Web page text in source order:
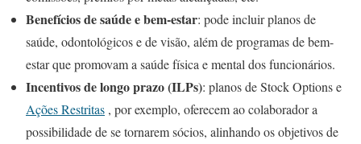
Benefícios de saúde e bem-estar: pode incluir planos de
saúde, odontológicos e de visão, além de programas de bem-
estar que promovam a saúde física e mental dos funcionários.
Incentivos de longo prazo (ILPs): planos de Stock Options e
Ações Restritas , por exemplo, oferecem ao colaborador a
possibilidade de se tornarem sócios, alinhando os objetivos de